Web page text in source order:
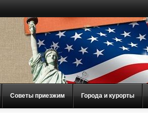
Советы приезжим Города и курорты